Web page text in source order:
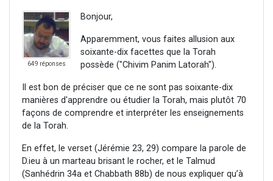
649 réponses
Bonjour,
Apparemment, vous faites allusion aux
soixante-dix facettes que la Torah
possède ("Chivim Panim Latorah").
Il est bon de préciser que ce ne sont pas soixante-dix
manières d'apprendre ou étudier la Torah, mais plutôt 70
façons de comprendre et interpréter les enseignements
de la Torah.
En effet, le verset (Jérémie 23, 29) compare la parole de
D.ieu à un marteau brisant le rocher, et le Talmud
(Sanhédrin 34a et Chabbath 88b) de nous expliquer qu’à